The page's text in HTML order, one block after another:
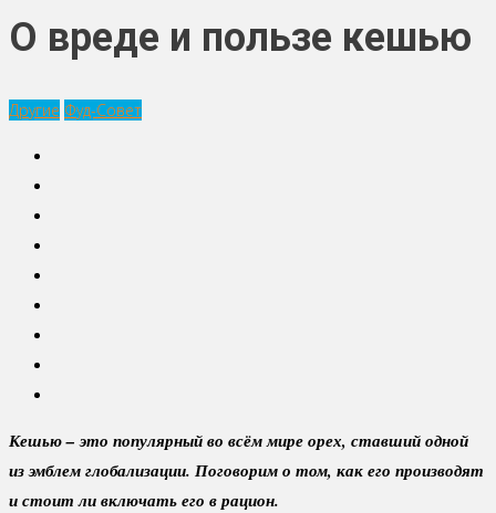
О вреде и пользе кешью
Другие Фуд-Совет
Кешью – это популярный во всём мире орех, ставший одной
из эмблем глобализации. Поговорим о том, как его производят
и стоит ли включать его в рацион.